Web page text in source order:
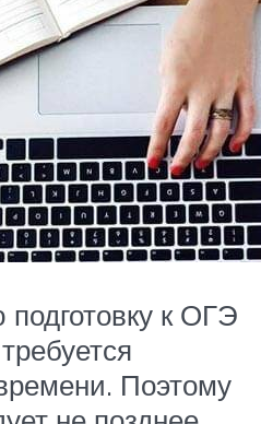
к ОГЭ
Поэтому